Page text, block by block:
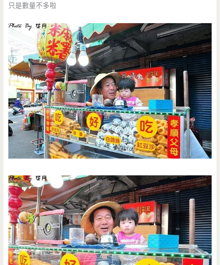
只是數量不多啦